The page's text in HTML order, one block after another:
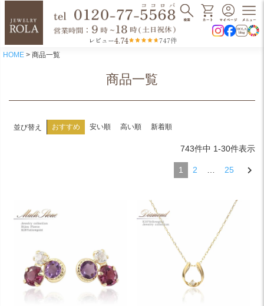
レビュー4.74 747件
HOME 商品一覧
商品一覧
並び替え おすすめ 安い順 高い順 新着順
743件中 1-30件表示
1 2 25